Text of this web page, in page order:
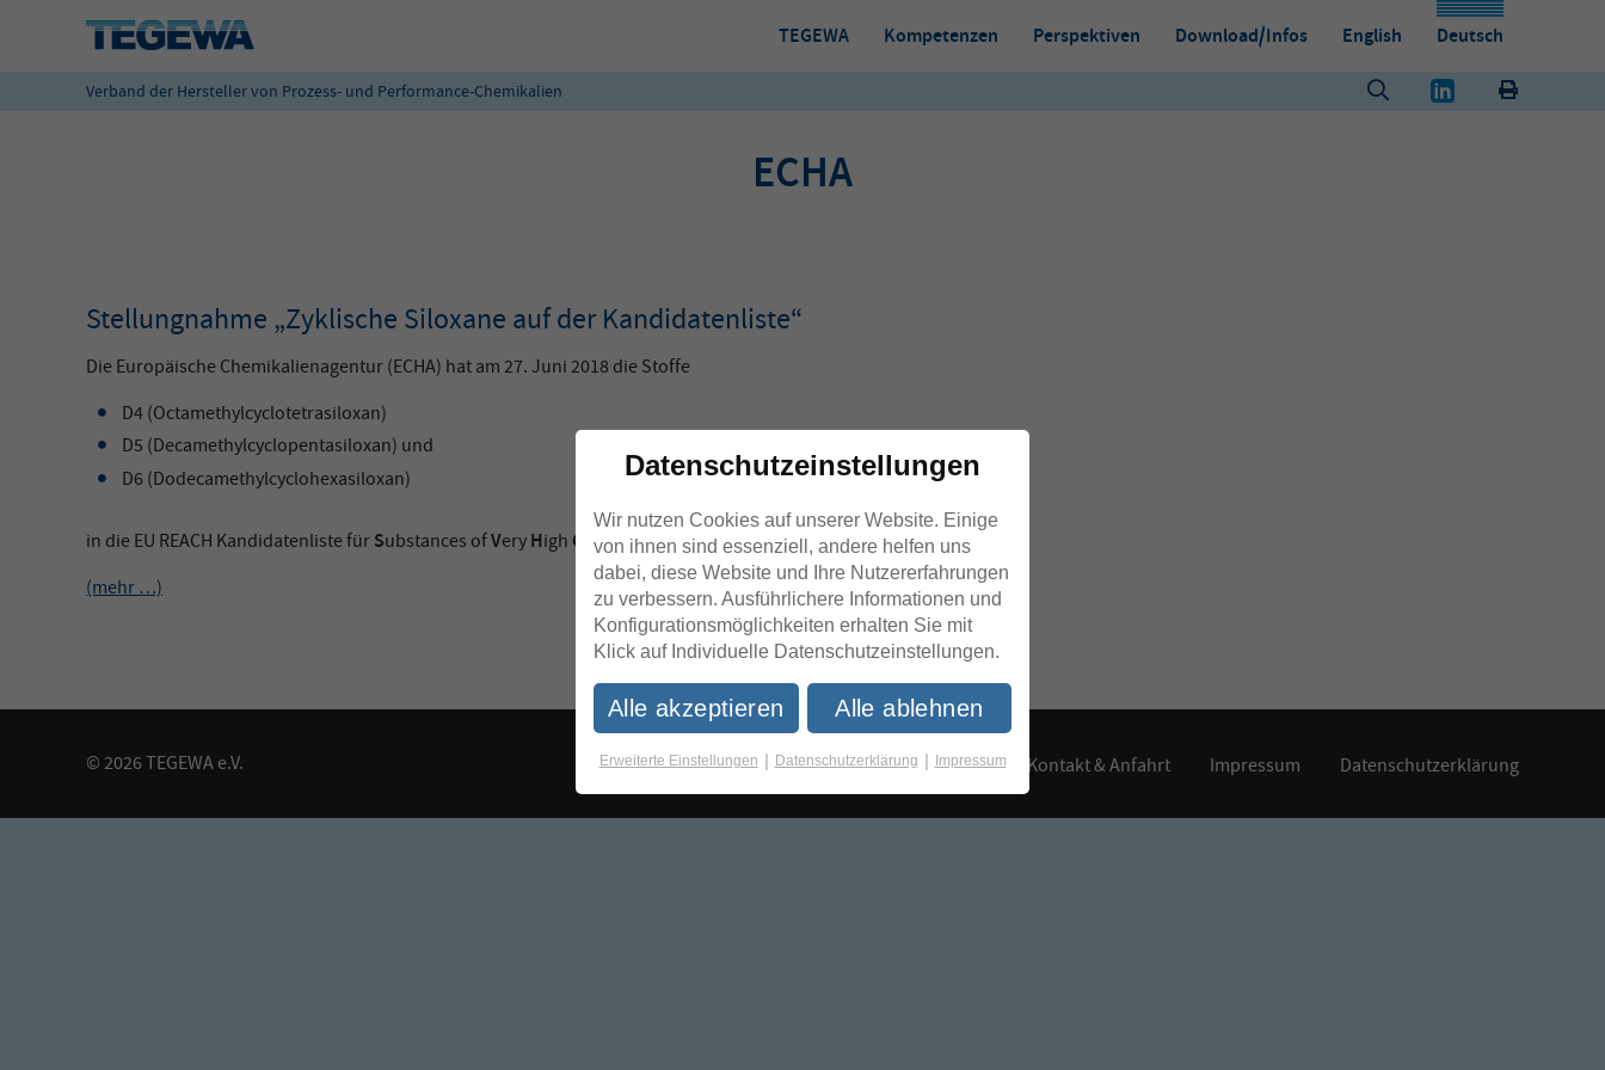
TEGEWA Kompetenzen Perspektiven Download/Infos English Deutsch
Verband der Hersteller von Prozess- und Performance-Chemikalien
ECHA
Stellungnahme „Zyklische Siloxane auf der Kandidatenliste“
Die Europäische Chemikalienagentur (ECHA) hat am 27. Juni 2018 die Stoffe
D4 (Octamethylcyclotetrasiloxan)
D5 (Decamethylcyclopentasiloxan) und
D6 (Dodecamethylcyclohexasiloxan)
in die EU REACH Kandidatenliste für Substances ofVery High C
oncern (SVHC) aufgenommen.
(mehr …)
© 2026 TEGEWA e.V. Kontakt & Anfahrt Impressum Datenschutzerklärung
Datenschutzeinstellungen
Wir nutzen Cookies auf unserer Website. Einige
von ihnen sind essenziell, andere helfen uns
dabei, diese Website und Ihre Nutzererfahrungen
zu verbessern. Ausführlichere Informationen und
Konfigurationsmöglichkeiten erhalten Sie mit
Klick auf Individuelle Datenschutzeinstellungen.
Alle akzeptieren Alle ablehnen
Erweiterte Einstellungen | Datenschutzerklärung | Impressum